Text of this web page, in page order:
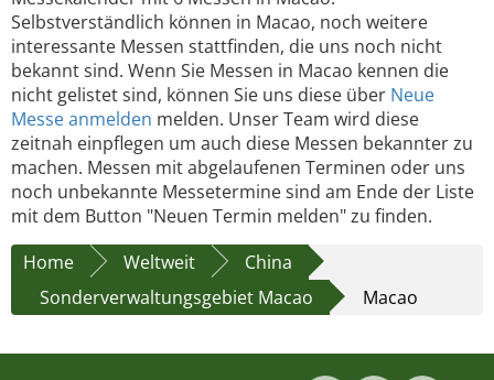
Selbstverständlich können in Macao, noch weitere
interessante Messen stattfinden, die uns noch nicht
bekannt sind. Wenn Sie Messen in Macao kennen die
nicht gelistet sind, können Sie uns diese über Neue
Messe anmelden melden. Unser Team wird diese
zeitnah einpflegen um auch diese Messen bekannter zu
machen. Messen mit abgelaufenen Terminen oder uns
noch unbekannte Messetermine sind am Ende der Liste
mit dem Button "Neuen Termin melden" zu finden.
Home
Weltweit
China
Sonderverwaltungsgebiet Macao
Macao